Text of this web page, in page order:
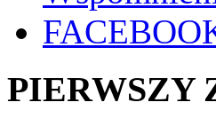
PIERWSZY